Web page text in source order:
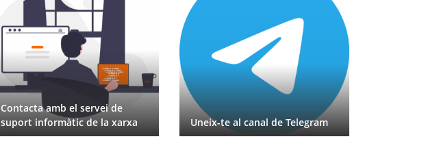
Contacta amb el servei de
suport informàtic de la xarxa
Uneix-te al canal de Telegram